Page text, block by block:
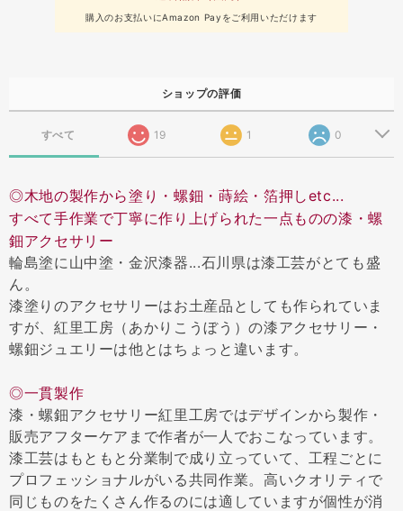
購入のお支払いにAmazon Payをご利用いただけます
ショップの評価
すべて 19 1 0
◎木地の製作から塗り・螺鈿・蒔絵・箔押しetc...
すべて手作業で丁寧に作り上げられた一点ものの漆・螺
鈿アクセサリー
輪島塗に山中塗・金沢漆器...石川県は漆工芸がとても盛
ん。
漆塗りのアクセサリーはお土産品としても作られていま
すが、紅里工房（あかりこうぼう）の漆アクセサリー・
螺鈿ジュエリーは他とはちょっと違います。
◎一貫製作
漆・螺鈿アクセサリー紅里工房ではデザインから製作・
販売アフターケアまで作者が一人でおこなっています。
漆工芸はもともと分業制で成り立っていて、工程ごとに
プロフェッショナルがいる共同作業。高いクオリティで
同じものをたくさん作るのには適していますが個性が消